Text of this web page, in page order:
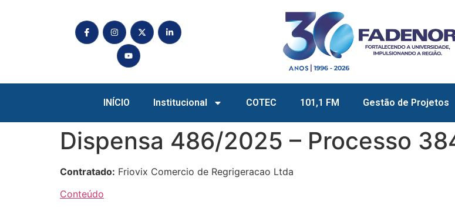
INÍCIO Institucional COTEC 101,1 FM Gestão de Projetos
Dispensa 486/2025 – Processo
Contratado: Friovix Comercio de Regrigeracao Ltda
Conteúdo